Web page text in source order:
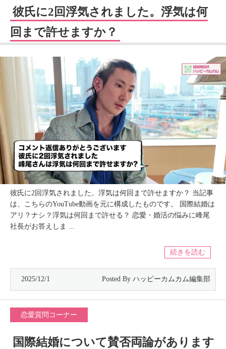
彼氏に2回浮気されました。浮気は何
回まで許せますか？
2025/12/1
彼氏に2回浮気されました。浮気は何回まで許せますか？ 当記事
は、こちらのYouTube動画を元に構成したものです。 国際結婚は
アリ？ナシ？浮気は何回まで許せる？ 恋愛・婚活の悩みに峰尾
社長がお答えしま ...
続きを読む
恋愛質問コーナー
国際結婚について賛否両論があります